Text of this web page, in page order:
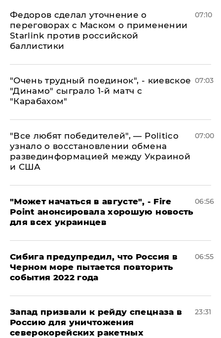
Федоров сделал уточнение о
переговорах с Маском о применении
Starlink против российской
баллистики
07:10
"Очень трудный поединок", - киевское
"Динамо" сыграло 1-й матч с
"Карабахом"
07:03
​"Все любят победителей", — Politico
узнало о восстановлении обмена
развединформацией между Украиной
и США
07:00
"Может начаться в августе", - Fire
Point анонсировала хорошую новость
для всех украинцев
06:56
Сибига предупредил, что Россия в
Черном море пытается повторить
события 2022 года
06:55
Запад призвали к рейду спецназа в
Россию для уничтожения
северокорейских ракетных
23:31